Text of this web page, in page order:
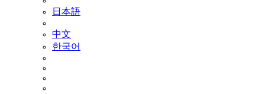
日本語
中文
한국어